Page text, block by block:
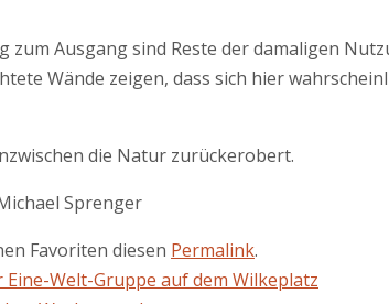
zum Ausgang sind Reste der damaligen
Wände zeigen, dass sich hier
die Natur zurückerobert.
Sprenger
Favoriten diesen Permalink.
Welt-Gruppe auf dem Wilkeplatz